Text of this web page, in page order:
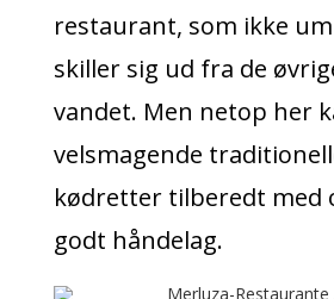
restaurant, som ikke
skiller sig ud fra de
vandet. Men netop her
velsmagende
kødretter tilberedt med
godt håndelag.